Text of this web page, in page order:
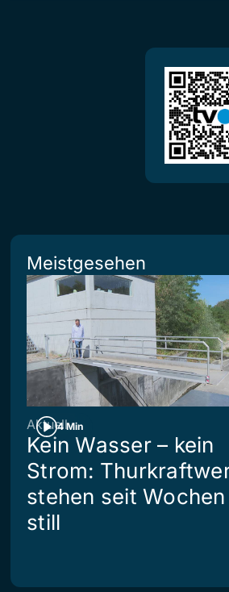
Meistgesehen
4 Min
Aktuell
Kein Wasser – kein
Strom:
stehen seit Wochen
still